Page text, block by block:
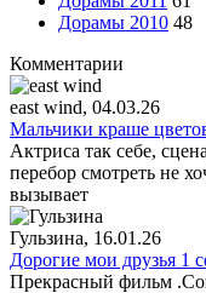
Дорамы 2010 48
Комментарии
east wind, 04.03.26
Мальчики краше
Актриса так себе,
перебор смотреть не
вызывает
Гульзина, 16.01.26
Дорогие мои друзья 1
Прекрасный фильм